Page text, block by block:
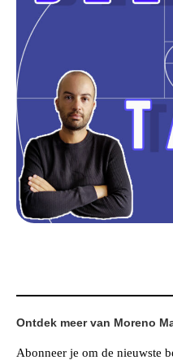
Ontdek meer van Moreno
Abonneer je om de nieuwste